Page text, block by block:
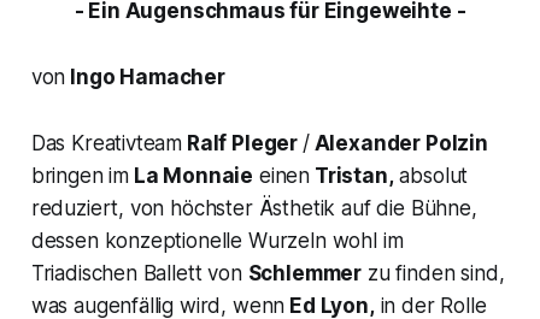
- Ein Augenschmaus für Eingeweihte -
von Ingo Hamacher
Das Kreativteam Ralf Pleger /Alexander Polzin
bringen im La Monnaie einen Tristan,absolut
reduziert, von höchster Ästhetik auf die Bühne,
dessen konzeptionelle Wurzeln wohl im
Triadischen Ballett von Schlemmer zu finden sind,
was augenfällig wird, wenn Ed Lyon,in der Rolle